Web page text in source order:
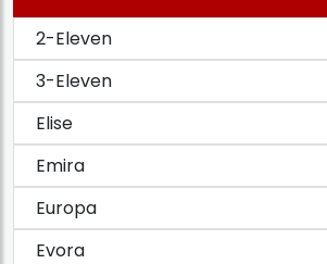
2-Eleven
3-Eleven
Elise
Emira
Europa
Evora